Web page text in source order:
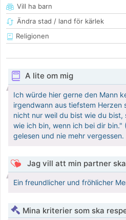
Vill ha barn
Ändra stad / land för kärlek
Religionen
A lite om mig
Ich würde hier gerne den Mann
irgendwann aus tiefstem Herzen
nicht nur weil du bist wie du bist,
wie ich bin, wenn ich bei dir bin."
gelesen und nie mehr vergessen.
Jag vill att min partner
Ein freundlicher und fröhlicher
Mina kriterier som ska